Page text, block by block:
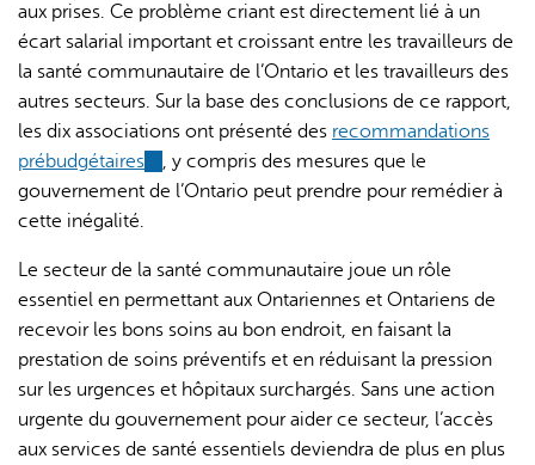
aux prises. Ce problème criant est directement lié à un
écart salarial important et croissant entre les travailleurs de
la santé communautaire de l’Ontario et les travailleurs des
autres secteurs. Sur la base des conclusions de ce rapport,
les dix associations ont présenté des recommandations
prébudgétaires (link
is
, y compris des mesures que le
gouvernement de l’Ontario peut prendre pour remédier à
cette inégalité.
Le secteur de la santé communautaire joue un rôle
essentiel en permettant aux Ontariennes et Ontariens de
recevoir les bons soins au bon endroit, en faisant la
prestation de soins préventifs et en réduisant la pression
sur les urgences et hôpitaux surchargés. Sans une action
urgente du gouvernement pour aider ce secteur, l’accès
aux services de santé essentiels deviendra de plus en plus